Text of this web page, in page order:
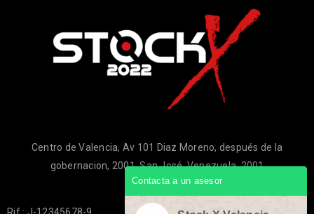
Centro de Valencia, Av 101 Diaz Moreno, después de la
gobernacion, 2001, San José, Venezuela, 2001
Rif.: J-12345678-9
Contacta a un asesor